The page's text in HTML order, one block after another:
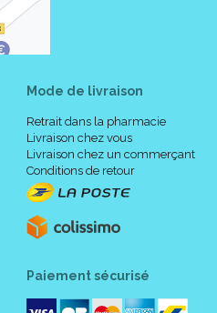
Mode de livraison
Retrait dans la pharmacie
Livraison chez vous
Livraison chez un commerçant
Conditions de retour
Paiement sécurisé